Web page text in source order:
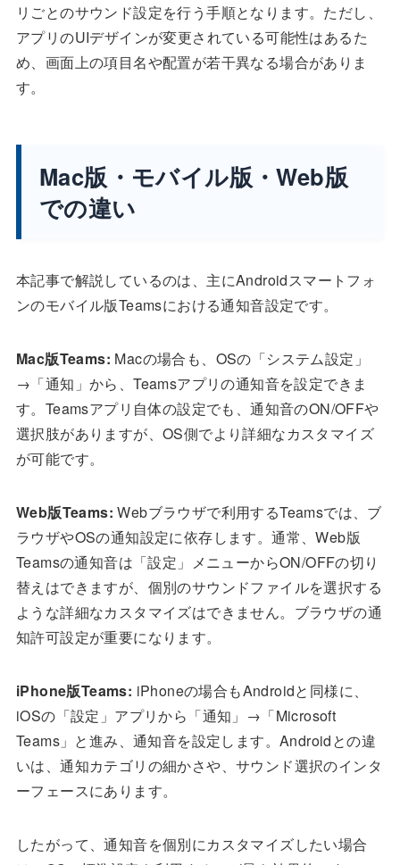
リごとのサウンド設定を行う手順となります。ただし、
アプリのUIデザインが変更されている可能性はあるた
め、画面上の項目名や配置が若干異なる場合がありま
す。
Mac版・モバイル版・Web版
での違い
本記事で解説しているのは、主にAndroidスマートフォ
ンのモバイル版Teamsにおける通知音設定です。
Mac版Teams: Macの場合も、OSの「システム設定」
→「通知」から、Teamsアプリの通知音を設定できま
す。Teamsアプリ自体の設定でも、通知音のON/OFFや
選択肢がありますが、OS側でより詳細なカスタマイズ
が可能です。
Web版Teams: Webブラウザで利用するTeamsでは、ブ
ラウザやOSの通知設定に依存します。通常、Web版
Teamsの通知音は「設定」メニューからON/OFFの切り
替えはできますが、個別のサウンドファイルを選択する
ような詳細なカスタマイズはできません。ブラウザの通
知許可設定が重要になります。
iPhone版Teams: iPhoneの場合もAndroidと同様に、
iOSの「設定」アプリから「通知」→「Microsoft
Teams」と進み、通知音を設定します。Androidとの違
いは、通知カテゴリの細かさや、サウンド選択のインタ
ーフェースにあります。
したがって、通知音を個別にカスタマイズしたい場合